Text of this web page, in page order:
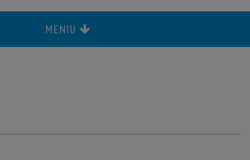
MENIU